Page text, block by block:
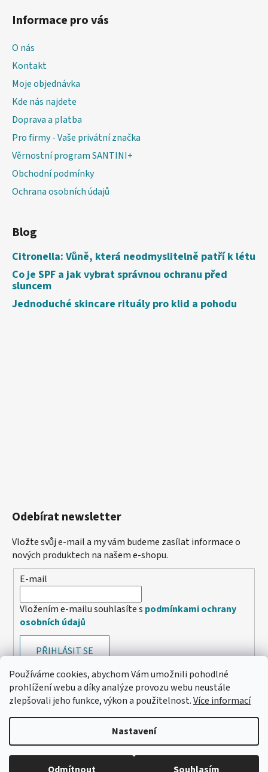
Používáme cookies, abychom Vám umožnili pohodlné
prohlížení webu a díky analýze provozu webu neustále
zlepšovali jeho funkce, výkon a použitelnost.Více informací
Nastavení
Informace pro vás
O nás
Kontakt
Moje objednávka
Kde nás najdete
Doprava a platba
Pro firmy - Vaše privátní značka
Věrnostní program SANTINI+
Obchodní podmínky
Ochrana osobních údajů
Blog
Citronella: Vůně, která neodmyslitelně patří k létu
Co je SPF a jak vybrat správnou ochranu před
sluncem
Jednoduché skincare rituály pro klid a pohodu
Odebírat newsletter
Vložte svůj e-mail a my vám budeme zasílat informace o
nových produktech na našem e-shopu.
E-mail
Vložením e-mailu souhlasíte s podmínkami ochrany
osobních údajů
PŘIHLÁSIT SE